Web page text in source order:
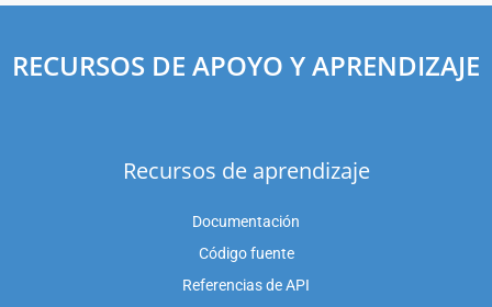
RECURSOS DE APOYO Y APRENDIZAJE
Recursos de aprendizaje
Documentación
Código fuente
Referencias de API